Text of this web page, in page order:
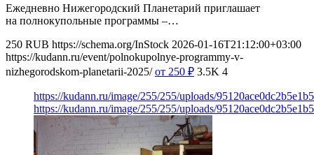
Ежедневно Нижегородский Планетарий приглашает
на полнокупольные программы –…
250 RUB https://schema.org/InStock 2026-01-16T21:12:00+03:00
https://kudann.ru/event/polnokupolnye-programmy-v-
nizhegorodskom-planetarii-2025/ от 250 ₽ 3.5K 4
https://kudann.ru/image/255/255/uploads/
https://kudann.ru/image/255/255/uploads/